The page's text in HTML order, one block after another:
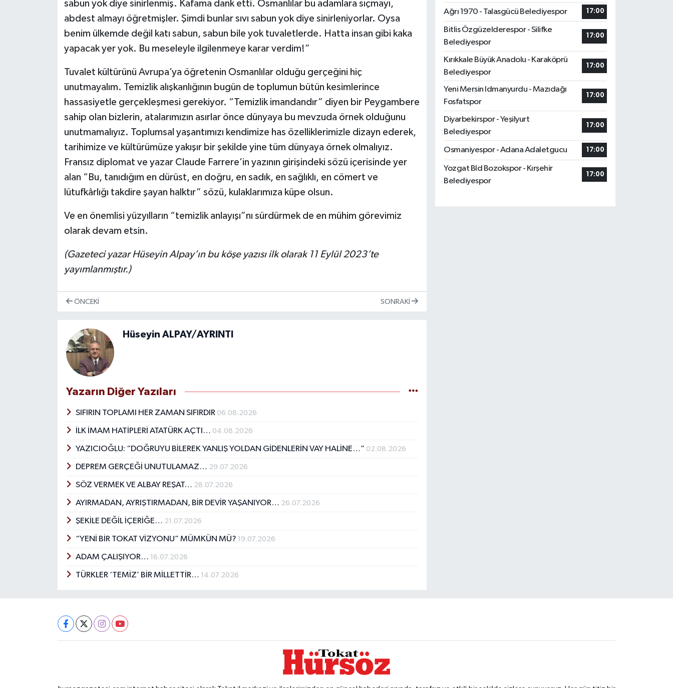
sabun yok diye sinirlenmiş. Kafama dank etti. Osmanlılar bu adamlara sıçmayı,
abdest almayı öğretmişler. Şimdi bunlar sıvı sabun yok diye sinirleniyorlar. Oysa
benim ülkemde değil katı sabun, sabun bile yok tuvaletlerde. Hatta insan gibi kaka
yapacak yer yok. Bu meseleyle ilgilenmeye karar verdim!”
Tuvalet kültürünü Avrupa’ya öğretenin Osmanlılar olduğu gerçeğini hiç
unutmayalım. Temizlik alışkanlığının bugün de toplumun bütün kesimlerince
hassasiyetle gerçekleşmesi gerekiyor. “Temizlik imandandır” diyen bir Peygambere
sahip olan bizlerin, atalarımızın asırlar önce dünyaya bu mevzuda örnek olduğunu
unutmamalıyız. Toplumsal yaşantımızı kendimize has özelliklerimizle dizayn ederek,
tarihimize ve kültürümüze yakışır bir şekilde yine tüm dünyaya örnek olmalıyız.
Fransız diplomat ve yazar Claude Farrere’in yazının girişindeki sözü içerisinde yer
alan “Bu, tanıdığım en dürüst, en doğru, en sadık, en sağlıklı, en cömert ve
lütufkârlığı takdire şayan halktır” sözü, kulaklarımıza küpe olsun.
Ve en önemlisi yüzyılların “temizlik anlayışı”nı sürdürmek de en mühim görevimiz
olarak devam etsin.
(Gazeteci yazar Hüseyin Alpay’ın bu köşe yazısı ilk olarak 11 Eylül 2023’te
yayımlanmıştır.)
ÖNCEKI SONRAKI
Hüseyin ALPAY/AYRINTI
Yazarın Diğer Yazıları
SIFIRIN TOPLAMI HER ZAMAN SIFIRDIR 06.08.2026
İLK İMAM HATİPLERİ ATATÜRK AÇTI… 04.08.2026
YAZICIOĞLU: “DOĞRUYU BİLEREK YANLIŞ YOLDAN GİDENLERİN VAY HALİNE…” 02.08.2026
DEPREM GERÇEĞİ UNUTULAMAZ… 29.07.2026
SÖZ VERMEK VE ALBAY REŞAT… 28.07.2026
AYIRMADAN, AYRIŞTIRMADAN, BİR DEVİR YAŞANIYOR… 26.07.2026
ŞEKİLE DEĞİL İÇERİĞE… 21.07.2026
“YENİ BİR TOKAT VİZYONU” MÜMKÜN MÜ? 19.07.2026
ADAM ÇALIŞIYOR… 16.07.2026
TÜRKLER ‘TEMİZ’ BİR MİLLETTİR… 14.07.2026
Ağrı 1970 - Talasgücü Belediyespor 17:00
Bitlis Özgüzelderespor - Silifke
Belediyespor
17:00
Kırıkkale Büyük Anadolu - Karaköprü
Belediyespor
17:00
Yeni Mersin Idmanyurdu - Mazıdağı
Fosfatspor
17:00
Diyarbekirspor - Yeşilyurt
Belediyespor
17:00
Osmaniyespor - Adana Adaletgucu 17:00
Yozgat Bld Bozokspor - Kırşehir
Belediyespor
17:00